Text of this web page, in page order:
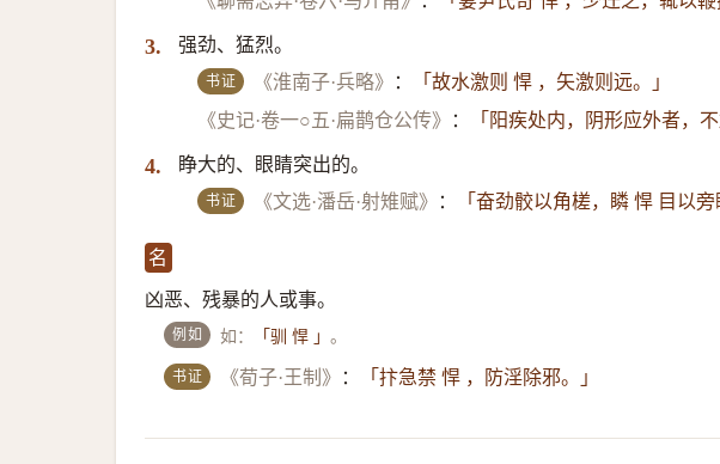
3. 强劲、猛烈。
书证 《淮南子·兵略》 ：
「故水激则 悍 ，矢激则远。」
《史记·卷一○五·扁鹊仓公传》
： 「阳疾处内，阴形应外者，
4. 睁大的、眼睛突出的。
书证 《文选·潘岳·射雉赋》 ： 「奋劲骹以角槎，瞵 悍 目以旁
名
凶恶、残暴的人或事。
例如 如： 「驯 悍 」。
书证 《荀子·王制》 ： 「抃急禁 悍 ，防淫除邪。」